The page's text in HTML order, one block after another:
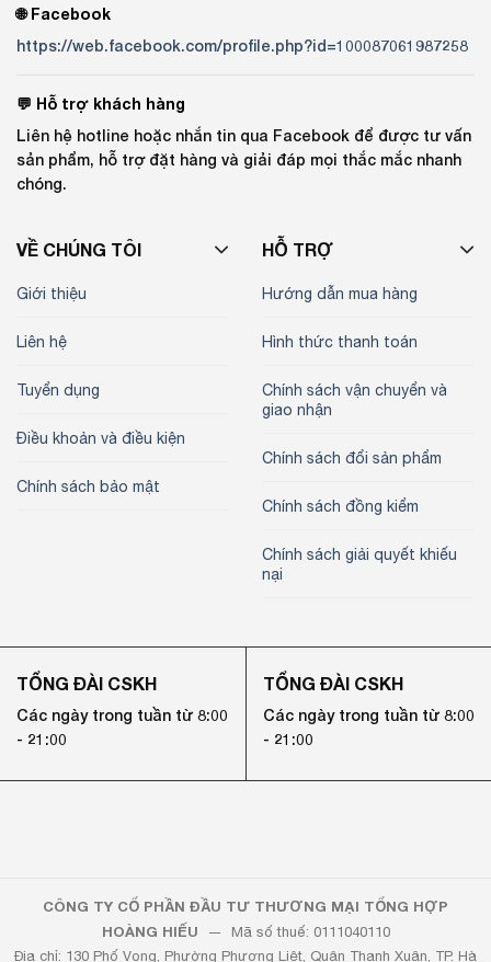
🌐 Facebook
https://web.facebook.com/profile.php?id=100087061987258
💬 Hỗ trợ khách hàng
Liên hệ hotline hoặc nhắn tin qua Facebook để được tư vấn
sản phẩm, hỗ trợ đặt hàng và giải đáp mọi thắc mắc nhanh
chóng.
VỀ CHÚNG TÔI
Giới thiệu
Liên hệ
Tuyển dụng
Điều khoản và điều kiện
Chính sách bảo mật
HỖ TRỢ
Hướng dẫn mua hàng
Hình thức thanh toán
Chính sách vận chuyển và
giao nhận
Chính sách đổi sản phẩm
Chính sách đồng kiểm
Chính sách giải quyết khiếu
nại
TỔNG ĐÀI CSKH
Các ngày trong tuần từ 8:00
- 21:00
TỔNG ĐÀI CSKH
Các ngày trong tuần từ 8:00
- 21:00
CÔNG TY CỔ PHẦN ĐẦU TƯ THƯƠNG MẠI TỔNG HỢP
HOÀNG HIẾU — Mã số thuế: 0111040110
Địa chỉ: 130 Phố Vọng, Phường Phương Liệt, Quận Thanh Xuân, TP. Hà